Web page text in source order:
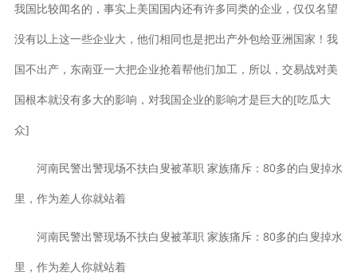
我国比较闻名的，事实上美国国内还有许多同类的企业，仅仅名望
没有以上这一些企业大，他们相同也是把出产外包给亚洲国家！我
国不出产，东南亚一大把企业抢着帮他们加工，所以，交易战对美
国根本就没有多大的影响，对我国企业的影响才是巨大的[吃瓜大
众]
河南民警出警现场不扶白叟被革职 家族痛斥：80多的白叟掉水
里，作为差人你就站着
河南民警出警现场不扶白叟被革职 家族痛斥：80多的白叟掉水
里，作为差人你就站着